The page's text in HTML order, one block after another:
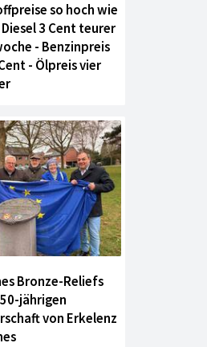
so hoch wie
3 Cent teurer
- Benzinpreis
- Ölpreis vier
Bronze-Reliefs
jährigen
von Erkelenz